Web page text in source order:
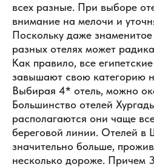
всех разные. При выборе
внимание на мелочи и
Поскольку даже
разных отелях может
Как правило, все
завышают свою категорию
Выбирая 4* отель, можно
Большинство отелей
располагаются они чаще
береговой линии. Отелей
значительно больше,
несколько дороже. Причем